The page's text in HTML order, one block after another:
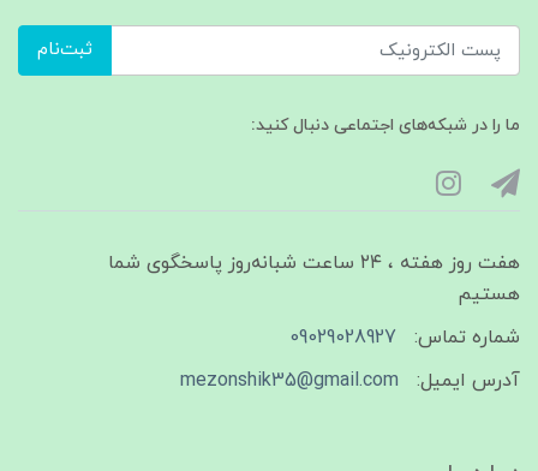
ثبت‌نام
ما را در شبکه‌های اجتماعی دنبال کنید:
هفت روز هفته ، ۲۴ ساعت شبانه‌روز پاسخگوی شما
هستیم
شماره تماس:
09029028927
آدرس ایمیل:
mezonshik35@gmail.com